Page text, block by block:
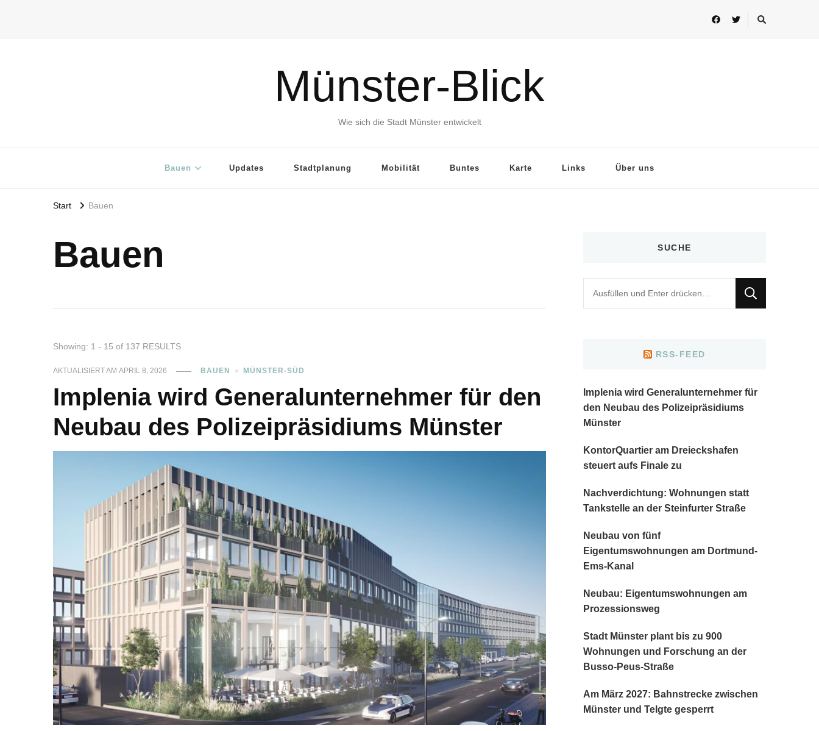
Münster-Blick
Wie sich die Stadt Münster entwickelt
Bauen Updates Stadtplanung Mobilität Buntes Karte Links Über uns
Start Bauen
Bauen
Showing: 1 - 15 of 137 RESULTS
AKTUALISIERT AMAPRIL 8, 2026 BAUEN MÜNSTER-SÜD
Implenia wird Generalunternehmer für den
Neubau des Polizeipräsidiums Münster
SUCHE
du
RSS-FEED
Implenia wird Generalunternehmer für
den Neubau des Polizeipräsidiums
Münster
KontorQuartier am Dreieckshafen
steuert aufs Finale zu
Nachverdichtung: Wohnungen statt
Tankstelle an der Steinfurter Straße
Neubau von fünf
Eigentumswohnungen am Dortmund-
Ems-Kanal
Neubau: Eigentumswohnungen am
Prozessionsweg
Stadt Münster plant bis zu 900
Wohnungen und Forschung an der
Busso-Peus-Straße
Am März 2027: Bahnstrecke zwischen
Münster und Telgte gesperrt